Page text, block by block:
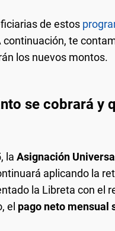
de estos
continuación, te
los nuevos montos.
se cobrará y
la Asignación
aplicando la
la Libreta con el
el pago neto mensual